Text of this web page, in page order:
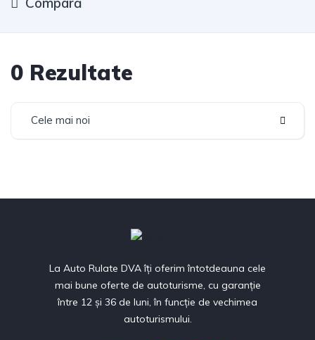
0 Rezultate
Cele mai noi
La Auto Rulate DVA îți oferim întotdeauna cele
mai bune oferte de autoturisme, cu garanție
între 12 și 36 de luni, în funcție de vechimea
autoturismului.